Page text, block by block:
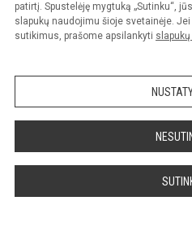
patirtį. Spustelėję mygtuką „Sutinku“,
slapukų naudojimu šioje svetainėje.
sutikimus, prašome apsilankyti
Prieinamumo paraiška
Sumanus būdas atnaujinti